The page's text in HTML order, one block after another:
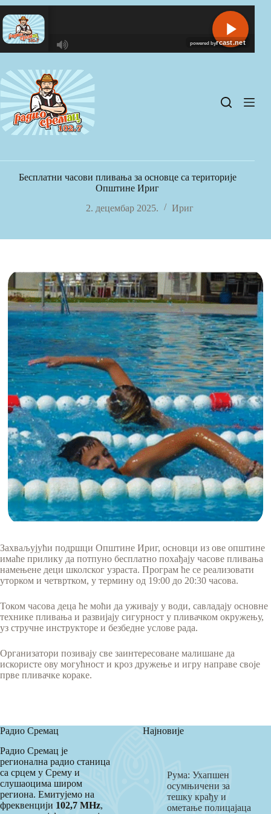
Skip
to
content
C
A
S
T
.
N
Бесплатни часови пливања за основце са територије
Општине Ириг
2. децембар 2025.
Ириг
Захваљујући подршци Општине Ириг, основци из ове општине
имаће прилику да потпуно бесплатно похађају часове пливања
намењене деци школског узраста. Програм ће се реализовати
уторком и четвртком, у термину од 19:00 до 20:30 часова.
Током часова деца ће моћи да уживају у води, савладају основне
технике пливања и развијају сигурност у пливачком окружењу,
уз стручне инструкторе и безбедне услове рада.
Организатори позивају све заинтересоване малишане да
искористе ову могућност и кроз дружење и игру направе своје
прве пливачке кораке.
Радио Сремац
Радио Сремац је
регионална радио станица
са срцем у Срему и
слушаоцима широм
региона. Емитујемо на
фреквенцији 102,7 MHz,
Најновије
Рума: Ухапшен
осумњичени за
тешку крађу и
ометање полицајаца